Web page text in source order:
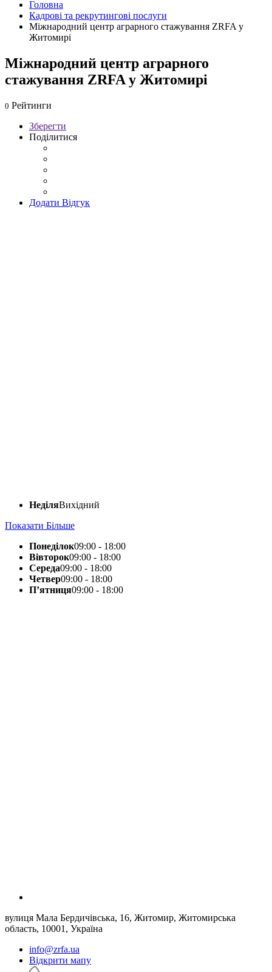
Головна
Кадрові та рекрутингові послуги
Міжнародний центр аграрного стажування ZRFA у
Житомирі
Міжнародний центр аграрного
стажування ZRFA у Житомирі
0 Рейтинги
Зберегти
Поділитися
Додати Відгук
НеділяВихідний
Показати Більше
Понеділок09:00 - 18:00
Вівторок09:00 - 18:00
Середа09:00 - 18:00
Четвер09:00 - 18:00
П’ятниця09:00 - 18:00
вулиця Мала Бердичівська, 16, Житомир, Житомирська
область, 10001, Україна
info@zrfa.ua
Відкрити мапу